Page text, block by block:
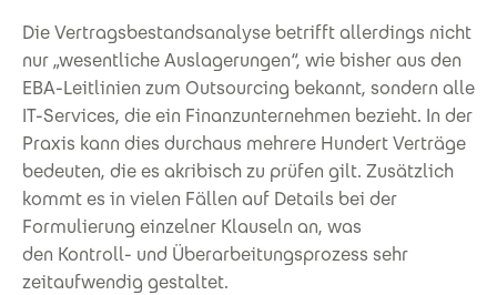
Die Vertragsbestandsanalyse betrifft allerdings nicht
nur „wesentliche Auslagerungen“, wie bisher aus den
EBA-Leitlinien zum Outsourcing bekannt, sondern alle
IT-Services, die ein Finanzunternehmen bezieht. In der
Praxis kann dies durchaus mehrere Hundert Verträge
bedeuten, die es akribisch zu prüfen gilt. Zusätzlich
kommt es in vielen Fällen auf Details bei der
Formulierung einzelner Klauseln an, was
den Kontroll- und Überarbeitungsprozess sehr
zeitaufwendig gestaltet.